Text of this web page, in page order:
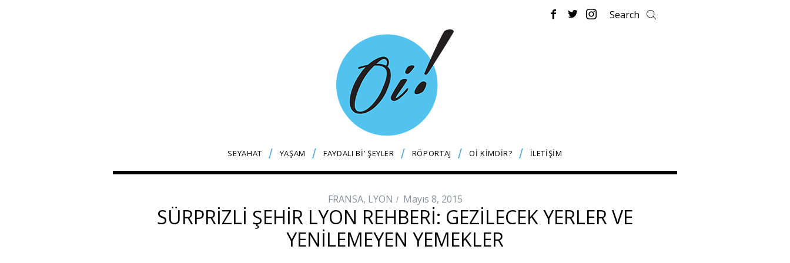
SEYAHAT YAŞAM FAYDALI Bİ’ ŞEYLER RÖPORTAJ Oİ KİMDİR? İLETİŞİM
FRANSA, LYON Mayıs 8, 2015
SÜRPRIZLI ŞEHIR LYON REHBERI: GEZILECEK YERLER VE
YENILEMEYEN YEMEKLER